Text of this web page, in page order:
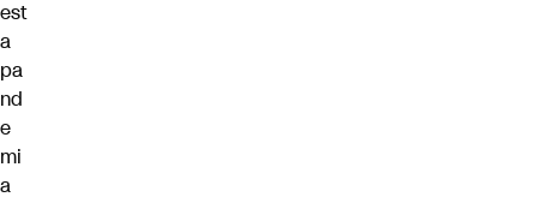
est
a
pa
nd
e
mi
a